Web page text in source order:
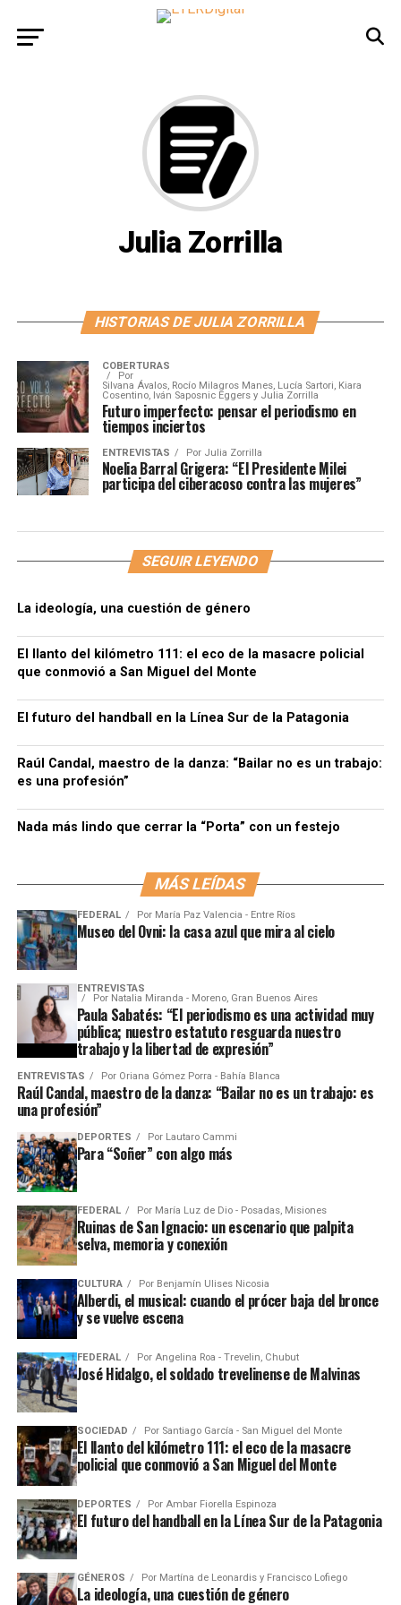
Julia Zorrilla
HISTORIAS DE JULIA ZORRILLA
COBERTURAS
Por
Silvana Ávalos, Rocío Milagros Manes, Lucía Sartori, Kiara
Cosentino, Iván Saposnic Eggers y Julia Zorrilla
Futuro imperfecto: pensar el periodismo en
tiempos inciertos
ENTREVISTAS Por Julia Zorrilla
Noelia Barral Grigera: “El Presidente Milei
participa del ciberacoso contra las mujeres”
SEGUIR LEYENDO
La ideología, una cuestión de género
El llanto del kilómetro 111: el eco de la masacre policial
que conmovió a San Miguel del Monte
El futuro del handball en la Línea Sur de la Patagonia
Raúl Candal, maestro de la danza: “Bailar no es un trabajo:
es una profesión”
Nada más lindo que cerrar la “Porta” con un festejo
MÁS LEÍDAS
FEDERAL Por María Paz Valencia - Entre Ríos
Museo del Ovni: la casa azul que mira al cielo
ENTREVISTAS
Por Natalia Miranda - Moreno, Gran Buenos Aires
Paula Sabatés: “El periodismo es una actividad muy
pública; nuestro estatuto resguarda nuestro
trabajo y la libertad de expresión”
ENTREVISTAS Por Oriana Gómez Porra - Bahía Blanca
Raúl Candal, maestro de la danza: “Bailar no es un trabajo: es
una profesión”
DEPORTES Por Lautaro Cammi
Para “Soñer” con algo más
FEDERAL Por María Luz de Dio - Posadas, Misiones
Ruinas de San Ignacio: un escenario que palpita
selva, memoria y conexión
CULTURA Por Benjamín Ulises Nicosia
Alberdi, el musical: cuando el prócer baja del bronce
y se vuelve escena
FEDERAL Por Angelina Roa - Trevelin, Chubut
José Hidalgo, el soldado trevelinense de Malvinas
SOCIEDAD Por Santiago García - San Miguel del Monte
El llanto del kilómetro 111: el eco de la masacre
policial que conmovió a San Miguel del Monte
DEPORTES Por Ambar Fiorella Espinoza
El futuro del handball en la Línea Sur de la Patagonia
GÉNEROS Por Martína de Leonardis y Francisco Lofiego
La ideología, una cuestión de género